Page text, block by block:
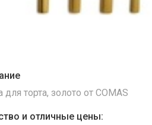
для торта, золото от COMAS
и отличные цены: